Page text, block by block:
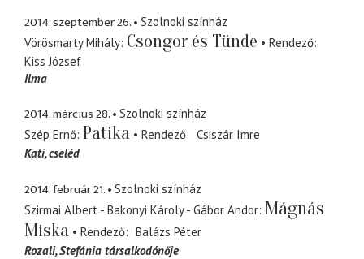
2014. szeptember 26.
Szolnoki színház
Vörösmarty Mihály Csongor és Tünde
Rendező
Kiss József
Ilma
2014. március 28.
Szolnoki színház
Szép Ernő Patika Rendező
Csiszár Imre
Kati cseléd
2014. február 21.
Szolnoki színház
Szirmai Albert - Bakonyi Károly - Gábor Andor Mágnás
Miska
Rendező
Balázs Péter
Rozali Stefánia társalkodónője